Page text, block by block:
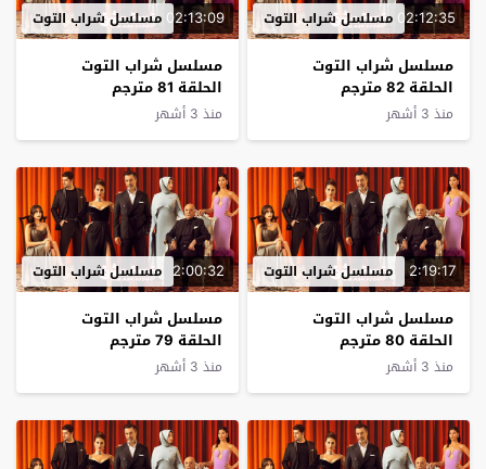
02:12:35 مسلسل شراب التوت
مسلسل شراب التوت
الحلقة 82 مترجم
منذ 3 أشهر
02:13:09 مسلسل شراب التوت
مسلسل شراب التوت
الحلقة 81 مترجم
منذ 3 أشهر
2:19:17 مسلسل شراب التوت
مسلسل شراب التوت
الحلقة 80 مترجم
منذ 3 أشهر
2:00:32 مسلسل شراب التوت
مسلسل شراب التوت
الحلقة 79 مترجم
منذ 3 أشهر